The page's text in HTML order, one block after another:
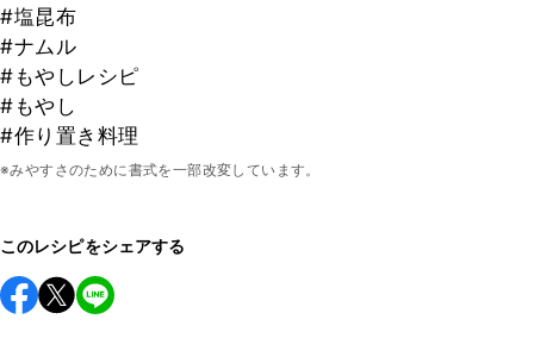
#塩昆布
#ナムル
#もやしレシピ
#もやし
#作り置き料理
※みやすさのために書式を一部改変しています。
このレシピをシェアする